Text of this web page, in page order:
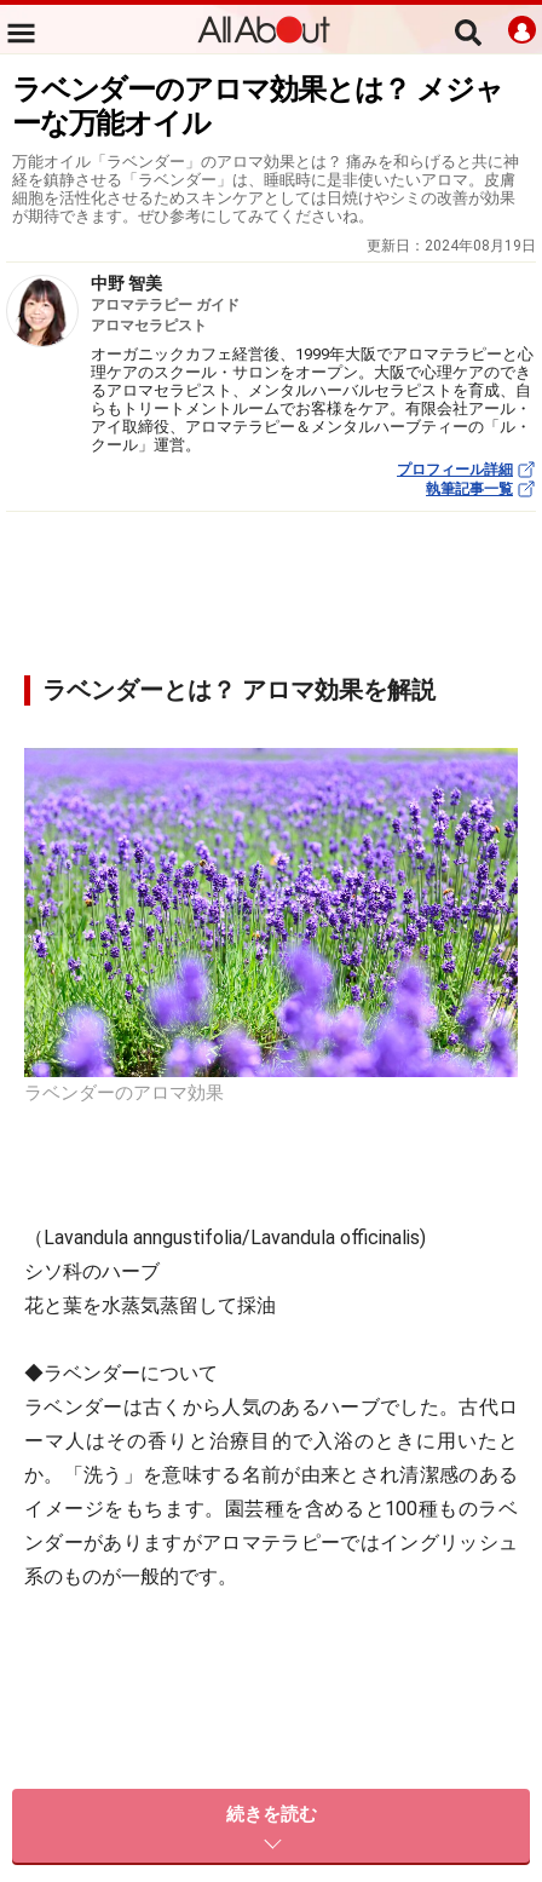
ラベンダーのアロマ効果とは？ メジャ
ーな万能オイル
万能オイル「ラベンダー」のアロマ効果とは？ 痛みを和らげると共に神
経を鎮静させる「ラベンダー」は、睡眠時に是非使いたいアロマ。皮膚
細胞を活性化させるためスキンケアとしては日焼けやシミの改善が効果
が期待できます。ぜひ参考にしてみてくださいね。
更新日： 2024年08月19日
中野 智美
アロマテラピー ガイド
アロマセラピスト
オーガニックカフェ経営後、1999年大阪でアロマテラピーと心
理ケアのスクール・サロンをオープン。大阪で心理ケアのでき
るアロマセラピスト、メンタルハーバルセラピストを育成、自
らもトリートメントルームでお客様をケア。有限会社アール・
アイ取締役、アロマテラピー＆メンタルハーブティーの「ル・
クール」運営。
プロフィール詳細
執筆記事一覧
ラベンダーとは？ アロマ効果を解説
ラベンダーのアロマ効果
（Lavandula anngustifolia/Lavandula officinalis)
シソ科のハーブ
花と葉を水蒸気蒸留して採油
◆ラベンダーについて
ラベンダーは古くから人気のあるハーブでした。古代ロ
ーマ人はその香りと治療目的で入浴のときに用いたと
か。「洗う」を意味する名前が由来とされ清潔感のある
イメージをもちます。園芸種を含めると100種ものラベ
ンダーがありますがアロマテラピーではイングリッシュ
系のものが一般的です。
続きを読む